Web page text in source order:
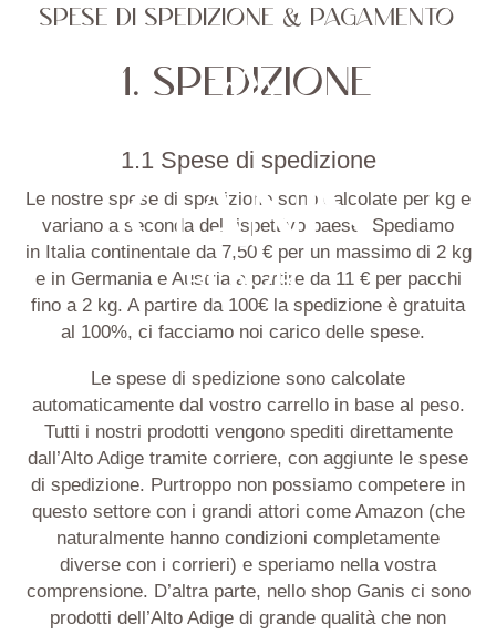
SPESE DI SPEDIZIONE & PAGAMENTO
1. SPEDIZIONE
1.1 Spese di spedizione
Le nostre spese di spedizione sono calcolate per kg e
variano a seconda del rispettivo paese. Spediamo
in Italia continentale da 7,50 € per un massimo di 2 kg
e in Germania e Austria a partire da 11 € per pacchi
fino a 2 kg. A partire da 100€ la spedizione è gratuita
al 100%, ci facciamo noi carico delle spese.
Le spese di spedizione sono calcolate
automaticamente dal vostro carrello in base al peso.
Tutti i nostri prodotti vengono spediti direttamente
dall’Alto Adige tramite corriere, con aggiunte le spese
di spedizione. Purtroppo non possiamo competere in
questo settore con i grandi attori come Amazon (che
naturalmente hanno condizioni completamente
diverse con i corrieri) e speriamo nella vostra
comprensione. D’altra parte, nello shop Ganis ci sono
prodotti dell’Alto Adige di grande qualità che non